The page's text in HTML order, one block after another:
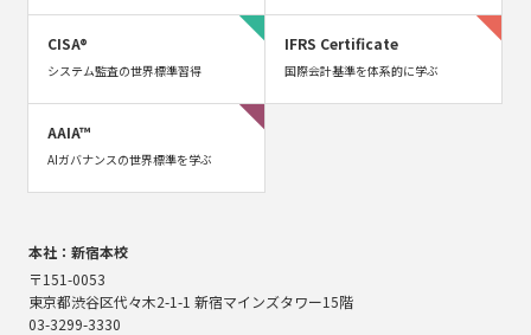
CISA®
システム監査の世界標準習得
IFRS Certificate
国際会計基準を体系的に学ぶ
AAIA™
AIガバナンスの世界標準を学ぶ
本社：新宿本校
〒151-0053
東京都渋谷区代々木2-1-1 新宿マインズタワー15階
03-3299-3330